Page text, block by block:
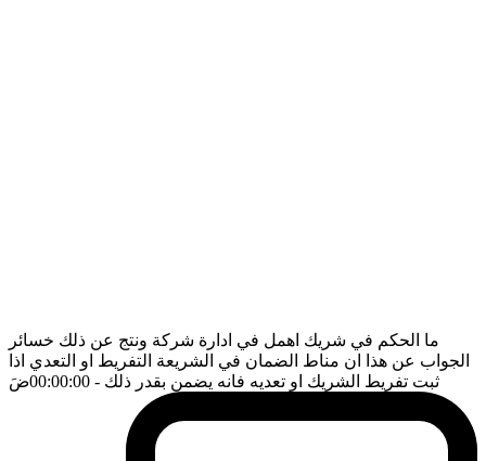
ما الحكم في شريك اهمل في ادارة شركة ونتج عن ذلك خسائر
الجواب عن هذا ان مناط الضمان في الشريعة التفريط او التعدي اذا
ثبت تفريط الشريك او تعديه فانه يضمن بقدر ذلك - 00:00:00 ضَ